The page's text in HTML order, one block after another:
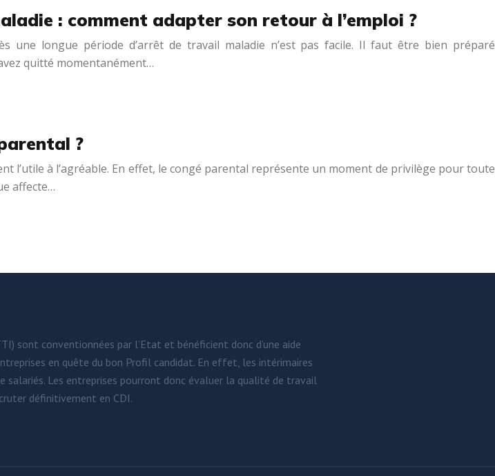
: comment adapter son retour à l’emploi ?
une longue période d’arrêt de travail maladie n’est pas facile. Il faut être bien préparé
quitté momentanément…
?
l’utile à l’agréable. En effet, le congé parental représente un moment de privilège pour toute
affecte…
sont conventionnées par l’Etat et bénéficient donc d’une aide
en quête du bon Profil candidat. En effet, les intérimaires
Les entreprises pourront donc évaluer la qualité de travail
définitivement en CDI.